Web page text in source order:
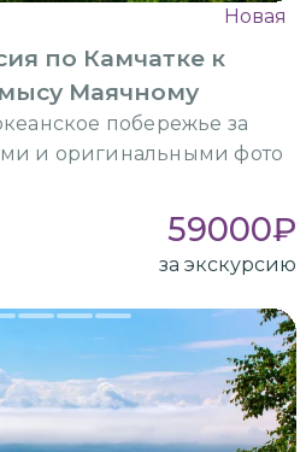
Новая
по Камчатке к
Маячному
побережье за
и оригинальными фото
59000₽
за экскурсию